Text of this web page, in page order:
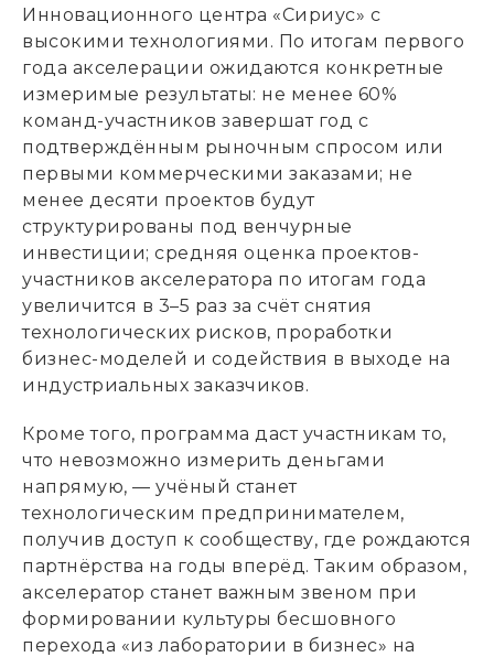
Инновационного центра «Сириус» с
высокими технологиями. По итогам первого
года акселерации ожидаются конкретные
измеримые результаты: не менее 60%
команд-участников завершат год с
подтверждённым рыночным спросом или
первыми коммерческими заказами; не
менее десяти проектов будут
структурированы под венчурные
инвестиции; средняя оценка проектов-
участников акселератора по итогам года
увеличится в 3–5 раз за счёт снятия
технологических рисков, проработки
бизнес-моделей и содействия в выходе на
индустриальных заказчиков.
Кроме того, программа даст участникам то,
что невозможно измерить деньгами
напрямую, — учёный станет
технологическим предпринимателем,
получив доступ к сообществу, где рождаются
партнёрства на годы вперёд. Таким образом,
акселератор станет важным звеном при
формировании культуры бесшовного
перехода «из лаборатории в бизнес» на